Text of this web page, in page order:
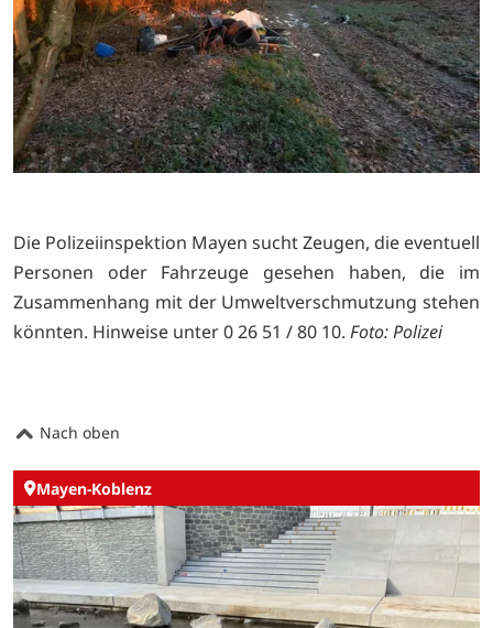
Die Polizeiinspektion Mayen sucht Zeugen, die eventuell
Personen oder Fahrzeuge gesehen haben, die im
Zusammenhang mit der Umweltverschmutzung stehen
könnten. Hinweise unter 0 26 51 / 80 10. Foto: Polizei
Nach oben
Mayen-Koblenz